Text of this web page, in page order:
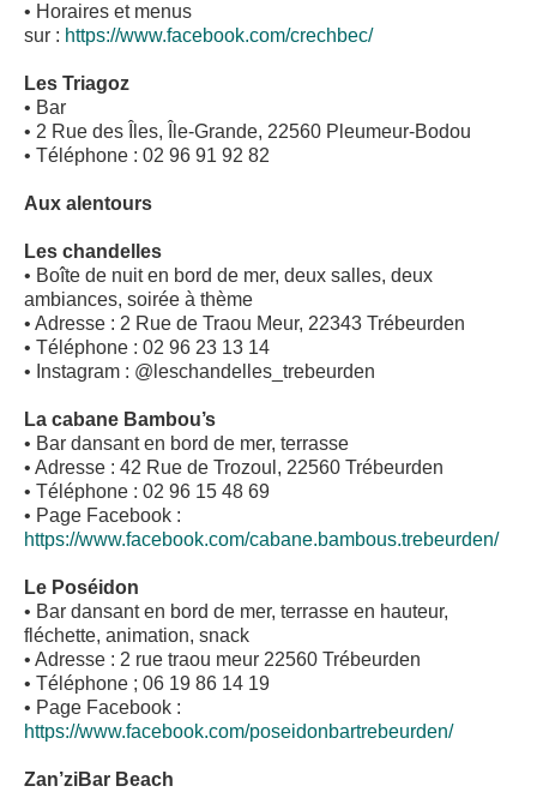
• Horaires et menus
sur : https://www.facebook.com/crechbec/
Les Triagoz
• Bar
• 2 Rue des Îles, Île-Grande, 22560 Pleumeur-Bodou
• Téléphone : 02 96 91 92 82
Aux alentours
Les chandelles
• Boîte de nuit en bord de mer, deux salles, deux
ambiances, soirée à thème
• Adresse : 2 Rue de Traou Meur, 22343 Trébeurden
• Téléphone : 02 96 23 13 14
• Instagram : @leschandelles_trebeurden
La cabane Bambou’s
• Bar dansant en bord de mer, terrasse
• Adresse : 42 Rue de Trozoul, 22560 Trébeurden
• Téléphone : 02 96 15 48 69
• Page Facebook :
https://www.facebook.com/cabane.bambous.trebeurden/
Le Poséidon
• Bar dansant en bord de mer, terrasse en hauteur,
fléchette, animation, snack
• Adresse : 2 rue traou meur 22560 Trébeurden
• Téléphone ; 06 19 86 14 19
• Page Facebook :
https://www.facebook.com/poseidonbartrebeurden/
Zan’ziBar Beach